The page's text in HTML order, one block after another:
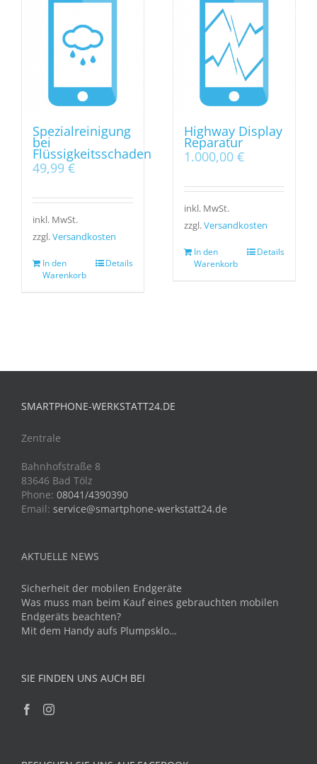
Spezialreinigung
bei
Flüssigkeitsschaden
49,99 €
inkl. MwSt.
zzgl.Versandkosten
In den
Warenkorb
Details
Highway Display
Reparatur
1.000,00 €
inkl. MwSt.
zzgl.Versandkosten
In den
Warenkorb
Details
SMARTPHONE-WERKSTATT24.DE
Zentrale
Bahnhofstraße 8
83646 Bad Tölz
Phone: 08041/4390390
Email: service@smartphone-werkstatt24.de
AKTUELLE NEWS
Sicherheit der mobilen Endgeräte
Was muss man beim Kauf eines gebrauchten mobilen
Endgeräts beachten?
Mit dem Handy aufs Plumpsklo…
SIE FINDEN UNS AUCH BEI